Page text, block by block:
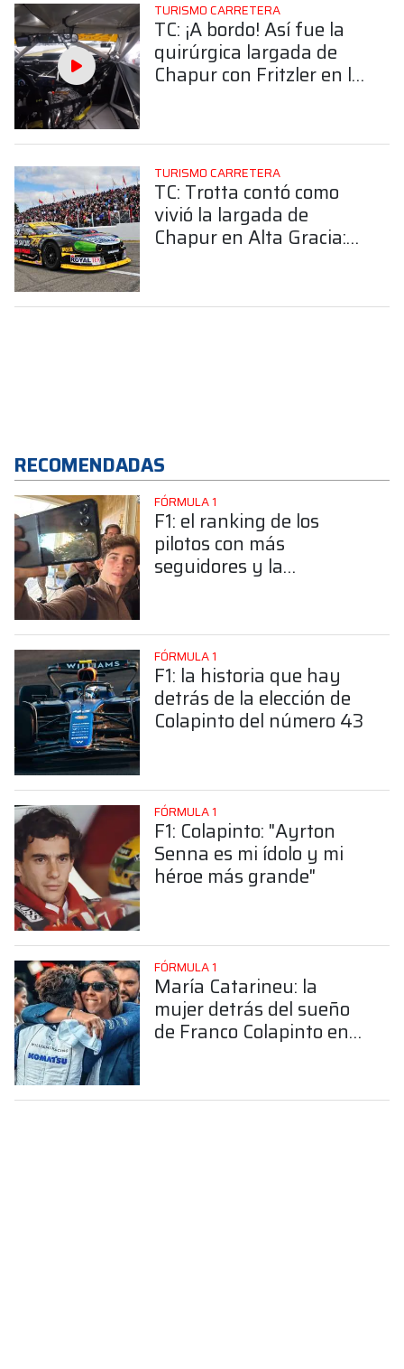
TURISMO CARRETERA
TC: ¡A bordo! Así fue la
quirúrgica largada de
Chapur con Fritzler en la
TURISMO CARRETERA
TC: Trotta contó como
vivió la largada de
Chapur en Alta Gracia:
RECOMENDADAS
FÓRMULA 1
F1: el ranking de los
pilotos con más
seguidores y la
FÓRMULA 1
F1: la historia que hay
detrás de la elección de
Colapinto del número 43
FÓRMULA 1
F1: Colapinto: "Ayrton
Senna es mi ídolo y mi
héroe más grande"
FÓRMULA 1
María Catarineu: la
mujer detrás del sueño
de Franco Colapinto en